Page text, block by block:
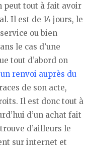
peut tout à fait avoir
Il est de 14 jours, le
ou bien
le cas d’une
tout d’abord on
renvoi auprès du
de son acte,
Il est donc tout à
d’un achat fait
d’ailleurs le
sur internet et